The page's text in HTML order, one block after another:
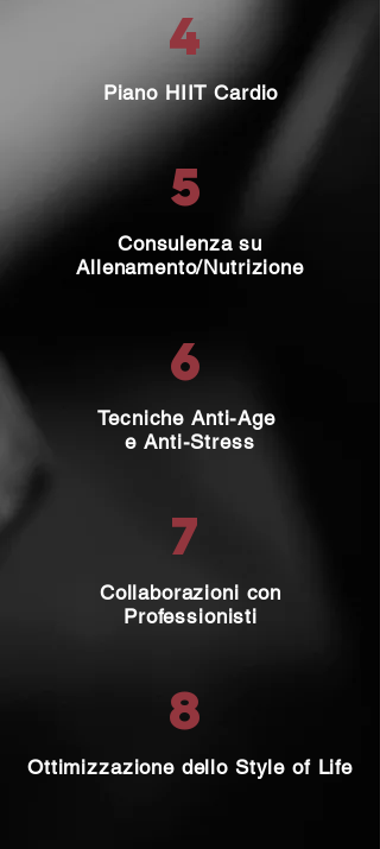
4
Piano HIIT Cardio
5
Consulenza su
Allenamento/Nutrizione
6
Tecniche Anti-Age
e Anti-Stress
7
Collaborazioni con
Professionisti
8
Ottimizzazione dello Style of Life